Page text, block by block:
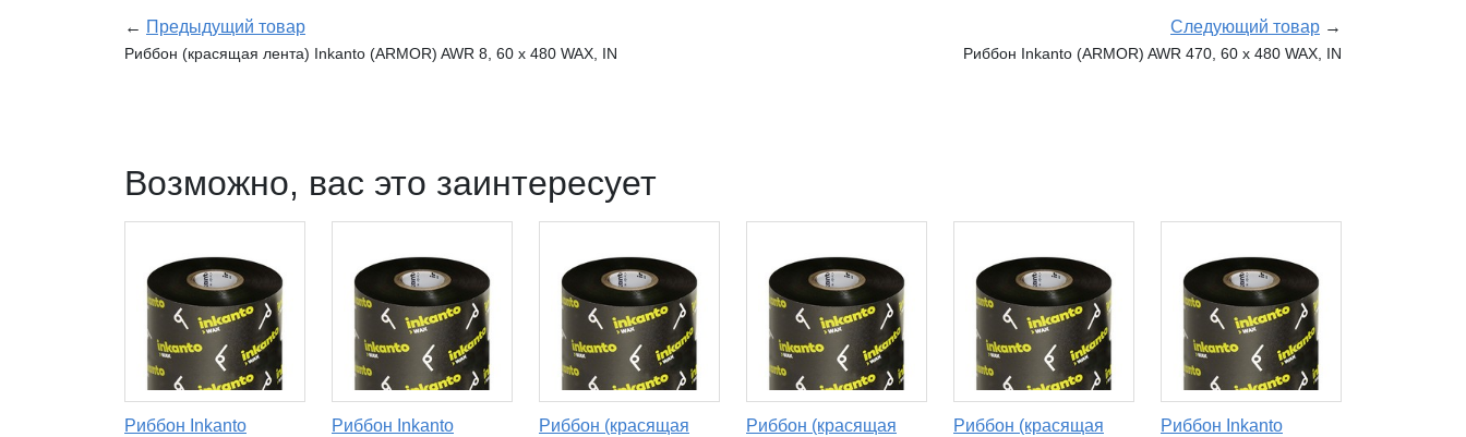
← Предыдущий товар
Риббон (красящая лента) Inkanto (ARMOR) AWR 8, 60 х 480 WAX, IN
Следующий товар →
Риббон Inkanto (ARMOR) AWR 470, 60 х 480 WAX, IN
Возможно, вас это заинтересует
Риббон Inkanto
Риббон Inkanto
Риббон (красящая
Риббон (красящая
Риббон (красящая
Риббон Inkanto